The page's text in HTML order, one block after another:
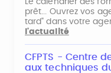
Le calendrier des
prêt... Ouvrez vos
tard" dans votre
l'actualité
CFPTS - Centre
aux techniques